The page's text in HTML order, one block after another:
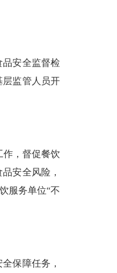
安全监督检
监管人员开
，督促餐饮
安全风险，
服务单位“不
保障任务，